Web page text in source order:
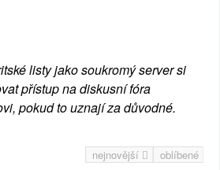
listy jako soukromý server si
přístup na diskusní fóra
pokud to uznají za důvodné.
nejnovější oblíbené